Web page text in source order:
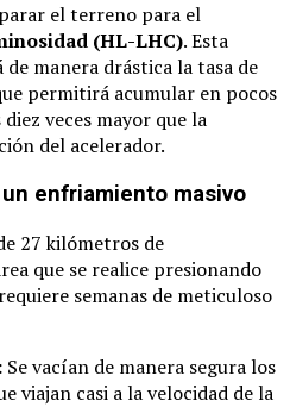
el terreno para el
(HL-LHC). Esta
manera drástica la tasa de
permitirá acumular en pocos
veces mayor que la
del acelerador.
enfriamiento masivo
27 kilómetros de
que se realice presionando
semanas de meticuloso
Se vacían de manera segura los
viajan casi a la velocidad de la